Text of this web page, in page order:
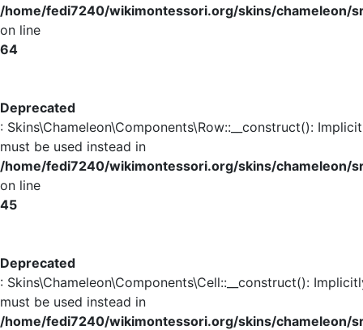
/home/fedi7240/wikimontessori.org/skins/chameleon/
on line
64
Deprecated
: Skins\Chameleon\Components\Row::__construct():
must be used instead in
/home/fedi7240/wikimontessori.org/skins/chameleon/
on line
45
Deprecated
: Skins\Chameleon\Components\Cell::__construct():
must be used instead in
/home/fedi7240/wikimontessori.org/skins/chameleon/